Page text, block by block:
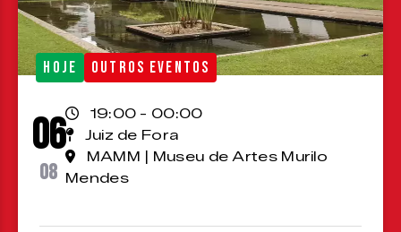
HOJE OUTROS EVENTOS
06
08
19:00 - 00:00
Juiz de Fora
MAMM | Museu de Artes Murilo
Mendes